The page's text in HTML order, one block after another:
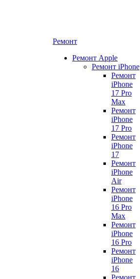
Ремонт
Ремонт Apple
Ремонт iPhone
Ремонт
iPhone
17 Pro
Max
Ремонт
iPhone
17 Pro
Ремонт
iPhone
17
Ремонт
iPhone
Air
Ремонт
iPhone
16 Pro
Max
Ремонт
iPhone
16 Pro
Ремонт
iPhone
16
Ремонт